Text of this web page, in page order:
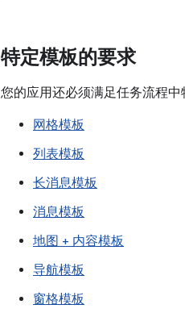
特定模板的要求
您的应用还必须满足任务流程
网格模板
列表模板
长消息模板
消息模板
地图 + 内容模板
导航模板
窗格模板